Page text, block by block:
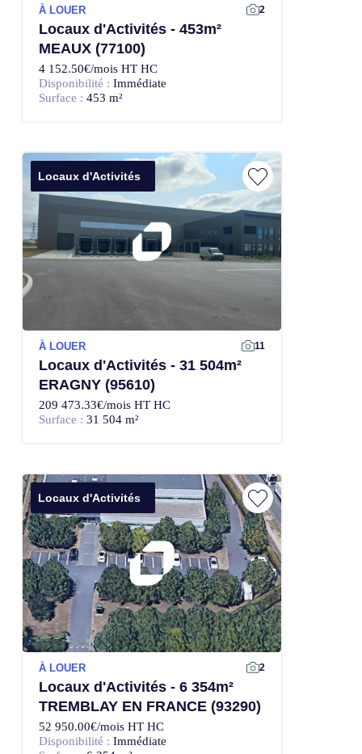
À LOUER 2
Locaux d'Activités - 453m²
MEAUX (77100)
4 152.50€/mois HT HC
Disponibilité : Immédiate
Surface : 453 m²
Locaux d'Activités
À LOUER 11
Locaux d'Activités - 31 504m²
ERAGNY (95610)
209 473.33€/mois HT HC
Surface : 31 504 m²
Locaux d'Activités
À LOUER 2
Locaux d'Activités - 6 354m²
TREMBLAY EN FRANCE (93290)
52 950.00€/mois HT HC
Disponibilité : Immédiate